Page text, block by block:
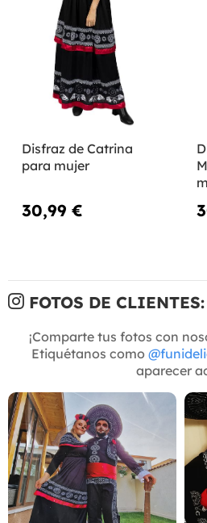
Disfraz de Catrina
para mujer
30,99 €
FOTOS DE CLIENTES:
¡Comparte tus fotos con
Etiquétanos como
aparecer